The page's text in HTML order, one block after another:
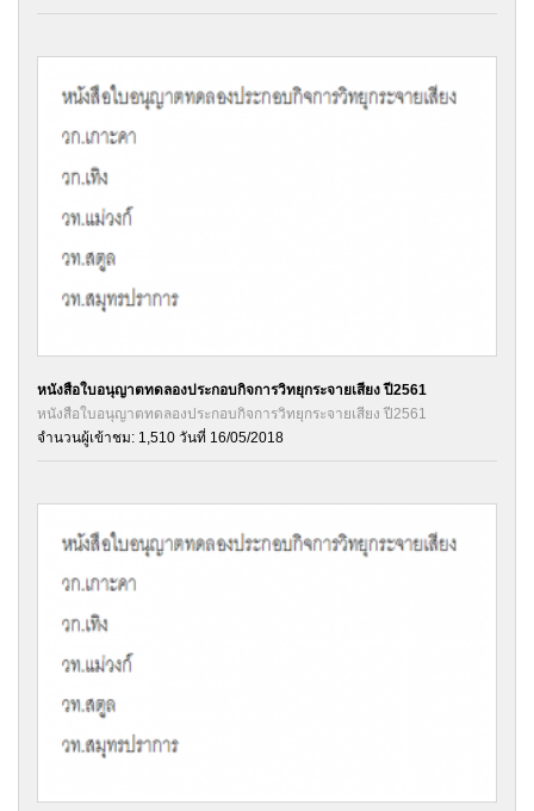
หนังสือใบอนุญาตทดลองประกอบกิจการวิทยุกระจายเสียง ปี2561
หนังสือใบอนุญาตทดลองประกอบกิจการวิทยุกระจายเสียง ปี2561
จำนวนผู้เข้าชม: 1,510 วันที่ 16/05/2018